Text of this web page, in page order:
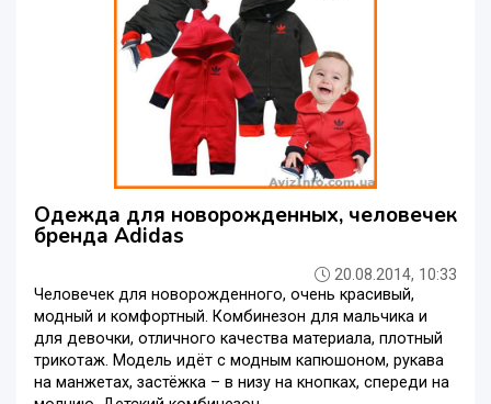
Одежда для новорожденных, человечек
бренда Adidas
20.08.2014, 10:33
Человечек для новорожденного, очень красивый,
модный и комфортный. Комбинезон для мальчика и
для девочки, отличного качества материала, плотный
трикотаж. Модель идёт с модным капюшоном, рукава
на манжетах, застёжка – в низу на кнопках, спереди на